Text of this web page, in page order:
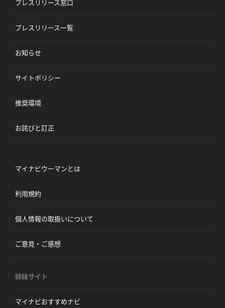
プレスリリース窓口
プレスリリース一覧
お知らせ
サイトポリシー
推奨環境
お詫びと訂正
マイナビウーマンとは
利用規約
個人情報の取扱いについて
ご意見・ご感想
姉妹サイト
マイナビおすすめナビ